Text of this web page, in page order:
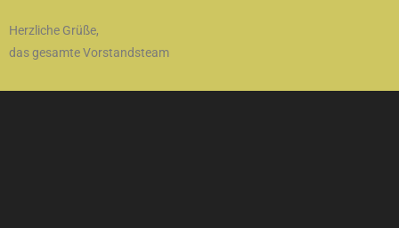
Herzliche Grüße,
das gesamte Vorstandsteam